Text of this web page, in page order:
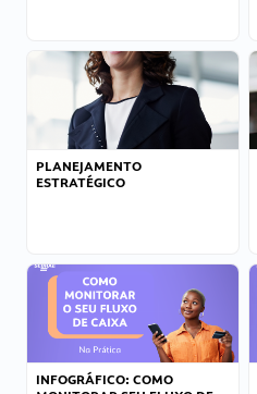
PLANEJAMENTO
ESTRATÉGICO
INFOGRÁFICO: COMO